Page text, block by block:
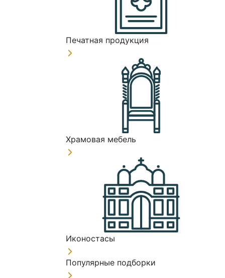
Печатная продукция
Храмовая мебель
Иконостасы
Популярные подборки